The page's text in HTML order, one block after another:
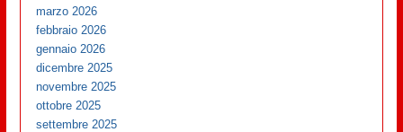
marzo 2026
febbraio 2026
gennaio 2026
dicembre 2025
novembre 2025
ottobre 2025
settembre 2025